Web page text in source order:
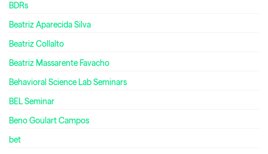
BDRs
Beatriz Aparecida Silva
Beatriz Collalto
Beatriz Massarente Favacho
Behavioral Science Lab Seminars
BEL Seminar
Beno Goulart Campos
bet